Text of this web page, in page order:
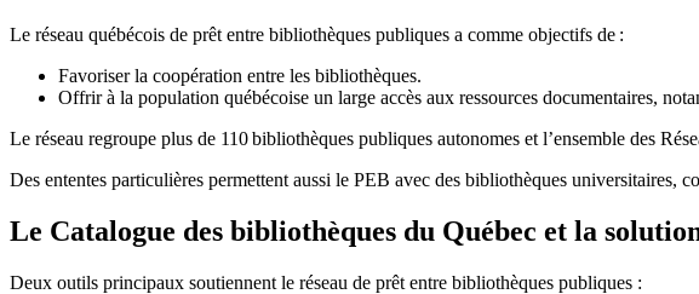
Le réseau québécois de prêt entre bibliothèques publiques a comme objectifs de :
Favoriser la coopération entre les bibliothèques.
Offrir à la population québécoise un large accès aux ressources documentaires,
Le réseau regroupe plus de 110bibliothèques publiques autonomes et l’ensemble des Ré
Des ententes particulières permettent aussi le PEB avec des bibliothèques universitaires,
Le Catalogue des bibliothèques du Québec et la
Deux outils principaux soutiennent le réseau de prêt entre bibliothèques publiques :